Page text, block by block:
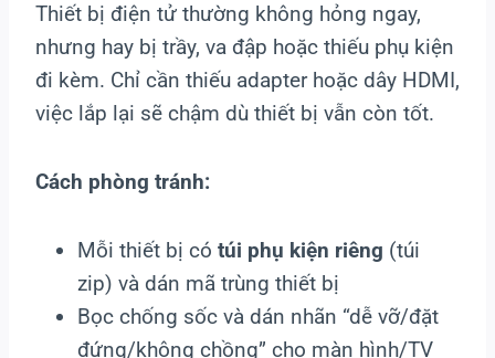
Thiết bị điện tử thường không hỏng ngay,
nhưng hay bị trầy, va đập hoặc thiếu phụ kiện
đi kèm. Chỉ cần thiếu adapter hoặc dây HDMI,
việc lắp lại sẽ chậm dù thiết bị vẫn còn tốt.
Cách phòng tránh:
Mỗi thiết bị có túi phụ kiện riêng (túi
zip) và dán mã trùng thiết bị
Bọc chống sốc và dán nhãn “dễ vỡ/đặt
đứng/không chồng” cho màn hình/TV